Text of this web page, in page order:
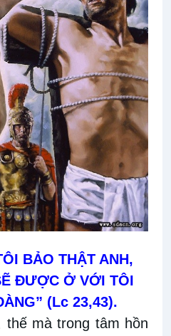
BẢO THẬT ANH,
ĐƯỢC Ở VỚI TÔI
(Lc 23,43).
thế mà trong tâm hồn